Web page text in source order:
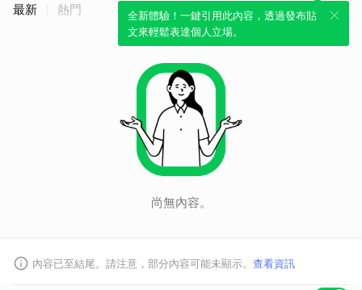
白宮發言人李威特指出，川普接受心血管檢查，實驗室結果包括全血細胞
計數、廣泛的基礎代謝、凝血功能檢測、D-二聚體、B型利鈉激素
（BNP）、心臟生物指標等數字，全都在正常範圍內。
好。川普也接受心臟超音波檢查，確定心臟正常。
不過，透過雙下肢靜脈都卜勒超音波，醫師發現川普有慢性靜脈功能不全
的情形。李威特表示，這是70歲以上族群常見的症狀，檢查結果並未顯
示有靜脈血栓形成或動脈疾病。
手背瘀青與經常握手及服藥有關 川普無不適感
至於川普手背上的輕微瘀青，李威特解釋，這與經常與他人握手造成的軟
組織發炎有關，同時也和川普服用阿斯匹靈以預防心血管疾病有關，這是
雙腿水腫恐為器官求救訊號 心肝腎靜脈問題要當心
抽血檢驗找腿水腫原因 3大危機需警覺
全新體驗！一鍵引用此內容，透過發布貼
文來輕鬆表達個人立場。
最新 熱門
尚無內容。
內容已至結尾。請注意，部分內容可能未顯示。 查看資訊